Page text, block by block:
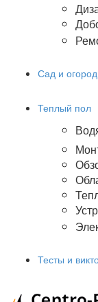
Сад и огород
Теплый пол
Тесты и